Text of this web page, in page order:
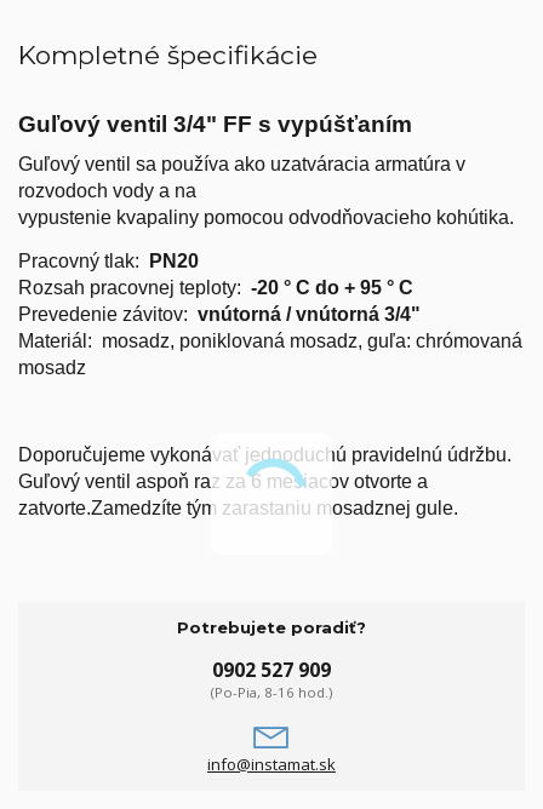
Kompletné špecifikácie
Guľový ventil 3/4" FF s vypúšťaním
Guľový ventil sa používa ako uzatváracia armatúra v
rozvodoch vody a na
vypustenie kvapaliny pomocou odvodňovacieho kohútika.
Pracovný tlak:
PN20
Rozsah pracovnej teploty: -20 ° C do + 95 ° C
Prevedenie závitov: vnútorná / vnútorná 3/4"
Materiál: mosadz, poniklovaná mosadz, guľa: chrómovaná
mosadz
Doporučujeme vykonávať jednoduchú pravidelnú údržbu.
Guľový ventil aspoň raz za 6 mesiacov otvorte a
zatvorte.Zamedzíte tým zarastaniu mosadznej gule.
Potrebujete poradiť?
0902 527 909
(Po-Pia, 8-16 hod.)
info@instamat.sk